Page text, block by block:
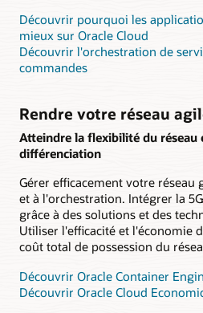
Découvrir pourquoi les
mieux sur Oracle Cloud
Découvrir l'orchestration de
commandes
Rendre votre réseau
Atteindre la flexibilité du réseau
différenciation
Gérer efficacement votre réseau
et à l'orchestration. Intégrer la
grâce à des solutions et des
Utiliser l'efficacité et l'économie
coût total de possession du
Découvrir Oracle Container
Découvrir Oracle Cloud